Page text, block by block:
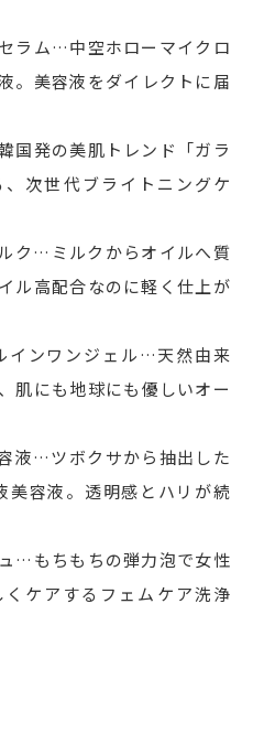
ラム…中空ホローマイクロ
。美容液をダイレクトに届
国発の美肌トレンド「ガラ
次世代ブライトニングケ
ク…ミルクからオイルへ質
ル高配合なのに軽く仕上が
インワンジェル…天然由来
肌にも地球にも優しいオー
液…ツボクサから抽出した
美容液。透明感とハリが続
…もちもちの弾力泡で女性
ケアするフェムケア洗浄